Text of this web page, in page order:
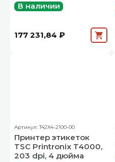
В наличии
177 231,84 ₽
Артикул: T42X4-2100-00
Принтер этикеток
TSC Printronix T4000,
203 dpi, 4 дюйма